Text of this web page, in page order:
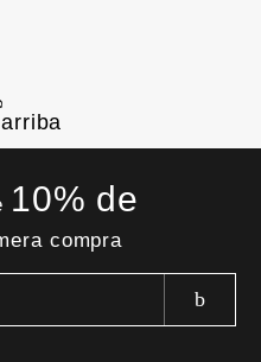
10% de
compra